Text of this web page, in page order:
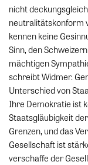
nicht
neutralitätskonform
kennen keine
Sinn, den
mächtigen
schreibt Widmer.
Unterschied von
Ihre Demokratie ist
Staatsgläubigkeit
Grenzen, und das
Gesellschaft ist
verschaffe der